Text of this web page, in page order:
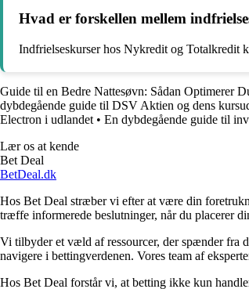
Hvad er forskellen mellem
Indfrielseskurser hos Nykredit og Totalkredit
Guide til en Bedre Nattesøvn: Sådan Optimerer
dybdegående guide til DSV Aktien og dens
Electron i udlandet • En dybdegående guide til
Lær os at kende
Bet Deal
BetDeal.dk
Hos Bet Deal stræber vi efter at være din
træffe informerede beslutninger, når du placerer
Vi tilbyder et væld af ressourcer, der spænder fra
navigere i bettingverdenen. Vores team af
Hos Bet Deal forstår vi, at betting ikke kun